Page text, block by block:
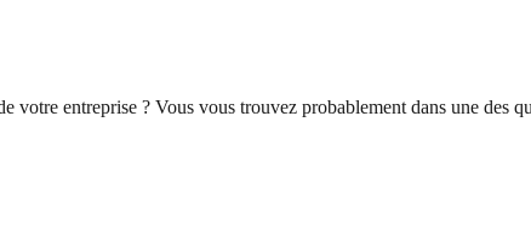
votre entreprise ? Vous vous trouvez probablement dans une des